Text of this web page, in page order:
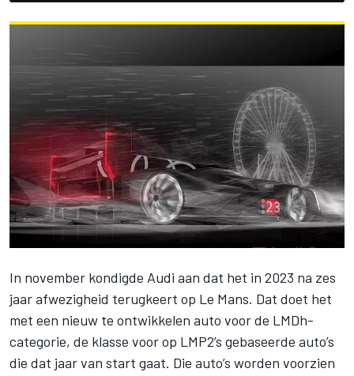
In november kondigde Audi aan dat het in 2023 na zes
jaar afwezigheid terugkeert op Le Mans. Dat doet het
met een nieuw te ontwikkelen auto voor de LMDh-
categorie, de klasse voor op LMP2’s gebaseerde auto’s
die dat jaar van start gaat. Die auto’s worden voorzien